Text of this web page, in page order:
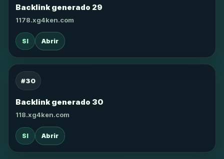
Backlink generado 29
1178.xg4ken.com
SI Abrir
#30
Backlink generado 30
118.xg4ken.com
SI Abrir